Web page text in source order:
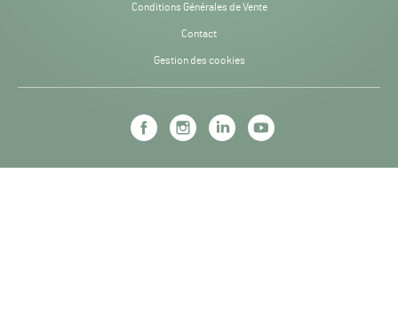
Conditions Générales de Vente
Contact
Gestion des cookies